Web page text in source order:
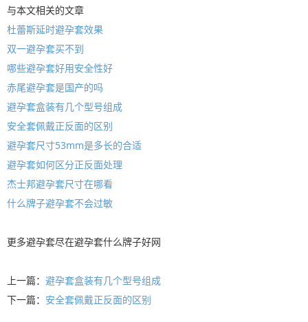
与本文相关的文章
杜蕾斯延时避孕套效果
双一避孕套买不到
哪些避孕套好用安全性好
赤尾避孕套是国产的吗
避孕套盒装有几个型号组成
安全套佩戴正反面的区别
避孕套尺寸53mm是多长的合适
避孕套如何区分正反面处理
杰士邦避孕套尺寸在哪看
什么牌子避孕套不会过敏
更多避孕套尽在避孕套什么牌子好网
上一篇： 避孕套盒装有几个型号组成
下一篇： 安全套佩戴正反面的区别